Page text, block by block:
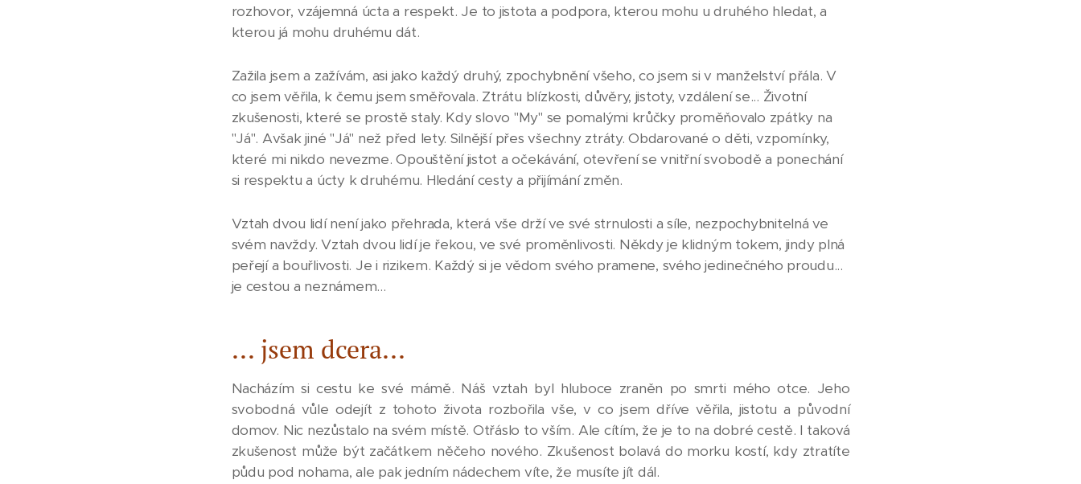
rozhovor, vzájemná úcta a respekt. Je to jistota a podpora, kterou mohu u druhého hledat, a
kterou já mohu druhému dát.
Zažila jsem a zažívám, asi jako každý druhý, zpochybnění všeho, co jsem si v manželství přála. V
co jsem věřila, k čemu jsem směřovala. Ztrátu blízkosti, důvěry, jistoty, vzdálení se... Životní
zkušenosti, které se prostě staly. Kdy slovo "My" se pomalými krůčky proměňovalo zpátky na
"Já". Avšak jiné "Já" než před lety. Silnější přes všechny ztráty. Obdarované o děti, vzpomínky,
které mi nikdo nevezme. Opouštění jistot a očekávání, otevření se vnitřní svobodě a ponechání
si respektu a úcty k druhému. Hledání cesty a přijímání změn.
Vztah dvou lidí není jako přehrada, která vše drží ve své strnulosti a síle, nezpochybnitelná ve
svém navždy. Vztah dvou lidí je řekou, ve své proměnlivosti. Někdy je klidným tokem, jindy plná
peřejí a bouřlivosti. Je i rizikem. Každý si je vědom svého pramene, svého jedinečného proudu...
je cestou a neznámem...
... jsem dcera...
Nacházím si cestu ke své mámě. Náš vztah byl hluboce zraněn po smrti mého otce. Jeho
svobodná vůle odejít z tohoto života rozbořila vše, v co jsem dříve věřila, jistotu a původní
domov. Nic nezůstalo na svém místě. Otřáslo to vším. Ale cítím, že je to na dobré cestě. I taková
zkušenost může být začátkem něčeho nového. Zkušenost bolavá do morku kostí, kdy ztratíte
půdu pod nohama, ale pak jedním nádechem víte, že musíte jít dál.